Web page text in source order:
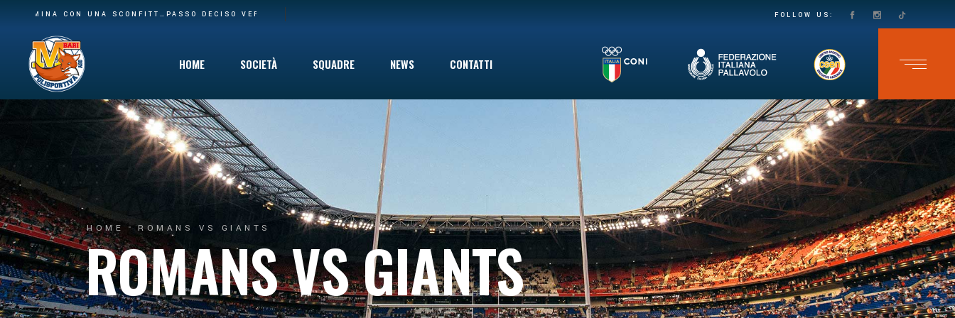
PASSO DECISO VERSO LA SALVEZZA IN SECONDA DIVISIONE FEMMINILE: LE VOLPINE SUPERANO IL GRUMO IN QUATTRO SET FOLLOW US:
HOME SOCIETÀ
Storia
Mission
Safeguarding
Cinque per Mille
Privacy Policy
SQUADRE NEWS CONTATTI
HOME ROMANS VS GIANTS
ROMANS VS GIANTS